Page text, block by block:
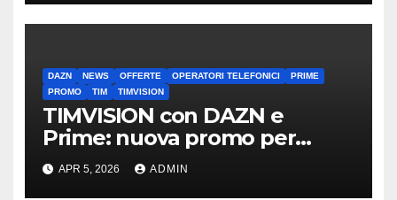
DAZN NEWS OFFERTE OPERATORI TELEFONICI
PRIME
PROMO
TIM TIMVISION
TIMVISION con DAZN e
Prime: nuova promo per
clienti TIM
APR 5, 2026 ADMIN